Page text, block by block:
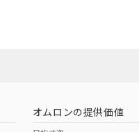
オムロンの提供価値